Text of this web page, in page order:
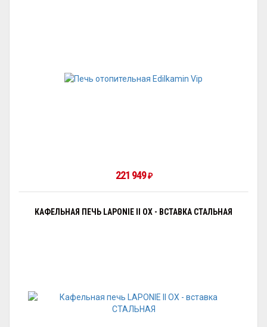
221 949₽
КАФЕЛЬНАЯ ПЕЧЬ LAPONIE II OX - ВСТАВКА СТАЛЬНАЯ